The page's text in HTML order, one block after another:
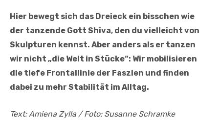
Hier bewegt sich das Dreieck ein bisschen wie
der tanzende Gott Shiva, den du vielleicht von
Skulpturen kennst. Aber anders als er tanzen
wir nicht „die Welt in Stücke“: Wir mobilisieren
die tiefe Frontallinie der Faszien und finden
dabei zu mehr Stabilität im Alltag.
Text: Amiena Zylla / Foto: Susanne Schramke